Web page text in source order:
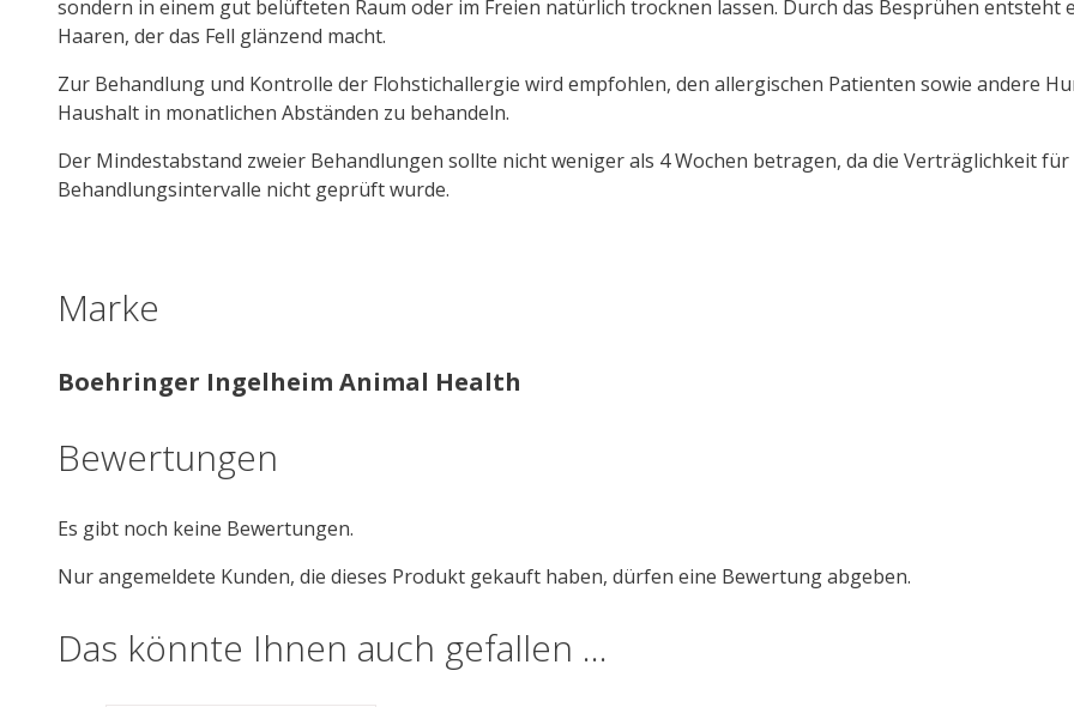
sondern in einem gut belüfteten Raum oder im Freien natürlich trocknen lassen. Durch das Besprühen entsteht
Haaren, der das Fell glänzend macht.
Zur Behandlung und Kontrolle der Flohstichallergie wird empfohlen, den allergischen Patienten sowie andere
Haushalt in monatlichen Abständen zu behandeln.
Der Mindestabstand zweier Behandlungen sollte nicht weniger als 4 Wochen betragen, da die Verträglichkeit
Behandlungsintervalle nicht geprüft wurde.
Marke
Boehringer Ingelheim Animal Health
Bewertungen
Es gibt noch keine Bewertungen.
Nur angemeldete Kunden, die dieses Produkt gekauft haben, dürfen eine Bewertung abgeben.
Das könnte Ihnen auch gefallen …